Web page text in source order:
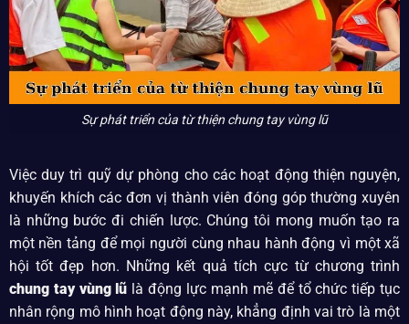
Sự phát triển của từ thiện chung tay vùng lũ
Việc duy trì quỹ dự phòng cho các hoạt động thiện nguyện,
khuyến khích các đơn vị thành viên đóng góp thường xuyên
là những bước đi chiến lược. Chúng tôi mong muốn tạo ra
một nền tảng để mọi người cùng nhau hành động vì một xã
hội tốt đẹp hơn. Những kết quả tích cực từ chương trình
chung tay vùng lũ là động lực mạnh mẽ để tổ chức tiếp tục
nhân rộng mô hình hoạt động này, khẳng định vai trò là một